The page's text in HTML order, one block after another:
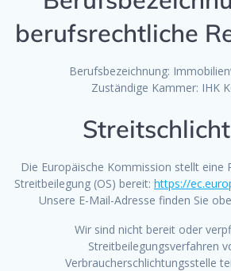
berufsrechtliche
Berufsbezeichnung:
Zuständige Kammer: IHK
Die Europäische Kommission stellt eine
Streitbeilegung (OS) bereit: https://
Unsere E-Mail-Adresse finden Sie
Wir sind nicht bereit oder
Streitbeilegungsverfahren
Verbraucherschlichtungsstelle